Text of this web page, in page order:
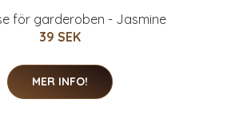
för garderoben - Jasmine
39 SEK
MER INFO!